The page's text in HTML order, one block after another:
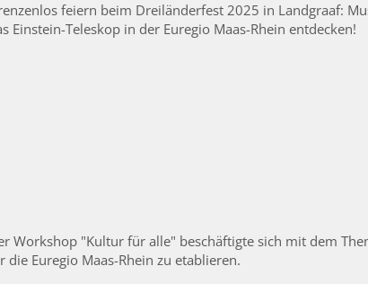
feiern beim Dreiländerfest 2025 in Landgraaf:
Einstein-Teleskop in der Euregio Maas-Rhein entdecken!
Workshop "Kultur für alle" beschäftigte sich mit dem
die Euregio Maas-Rhein zu etablieren.